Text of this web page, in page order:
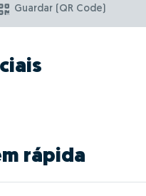
Guardar (QR Code)
rápida